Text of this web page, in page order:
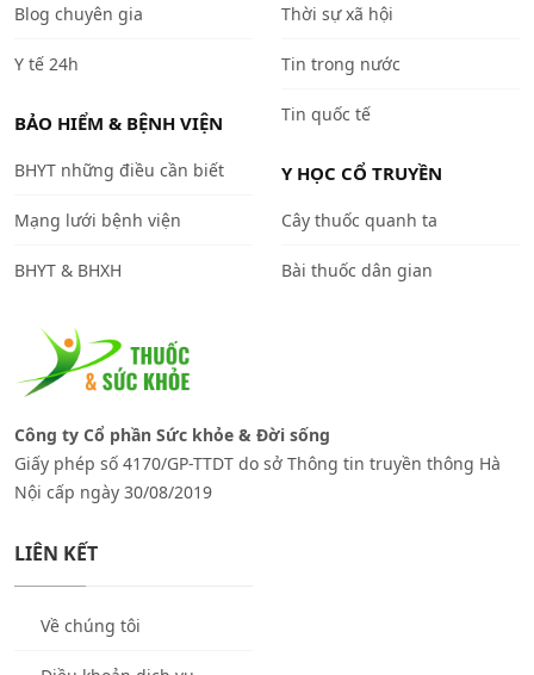
Blog chuyên gia
Y tế 24h
BẢO HIỂM & BỆNH VIỆN
BHYT những điều cần biết
Mạng lưới bệnh viện
BHYT & BHXH
Thời sự xã hội
Tin trong nước
Tin quốc tế
Y HỌC CỔ TRUYỀN
Cây thuốc quanh ta
Bài thuốc dân gian
Công ty Cổ phần Sức khỏe & Đời sống
Giấy phép số 4170/GP-TTDT do sở Thông tin truyền thông Hà
Nội cấp ngày 30/08/2019
LIÊN KẾT
Về chúng tôi